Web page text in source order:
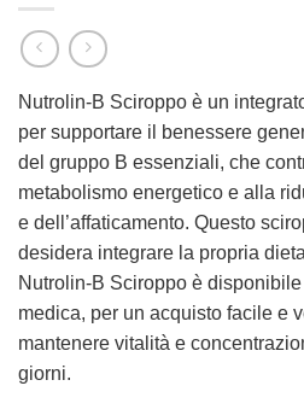
Nutrolin-B Sciroppo è un
per supportare il benessere
del gruppo B essenziali, che
metabolismo energetico e alla
e dell’affaticamento. Questo
desidera integrare la propria
Nutrolin-B Sciroppo è
medica, per un acquisto facile e
mantenere vitalità e
giorni.